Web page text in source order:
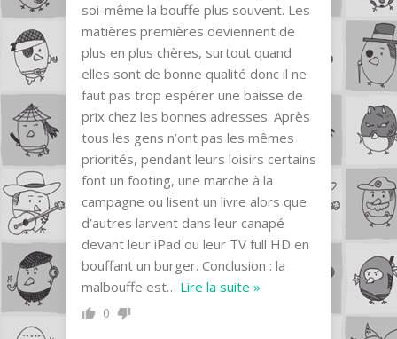
soi-même la bouffe plus souvent. Les
matières premières deviennent de
plus en plus chères, surtout quand
elles sont de bonne qualité donc il ne
faut pas trop espérer une baisse de
prix chez les bonnes adresses. Après
tous les gens n’ont pas les mêmes
priorités, pendant leurs loisirs certains
font un footing, une marche à la
campagne ou lisent un livre alors que
d’autres larvent dans leur canapé
devant leur iPad ou leur TV full HD en
bouffant un burger. Conclusion : la
malbouffe est… Lire la suite »
0